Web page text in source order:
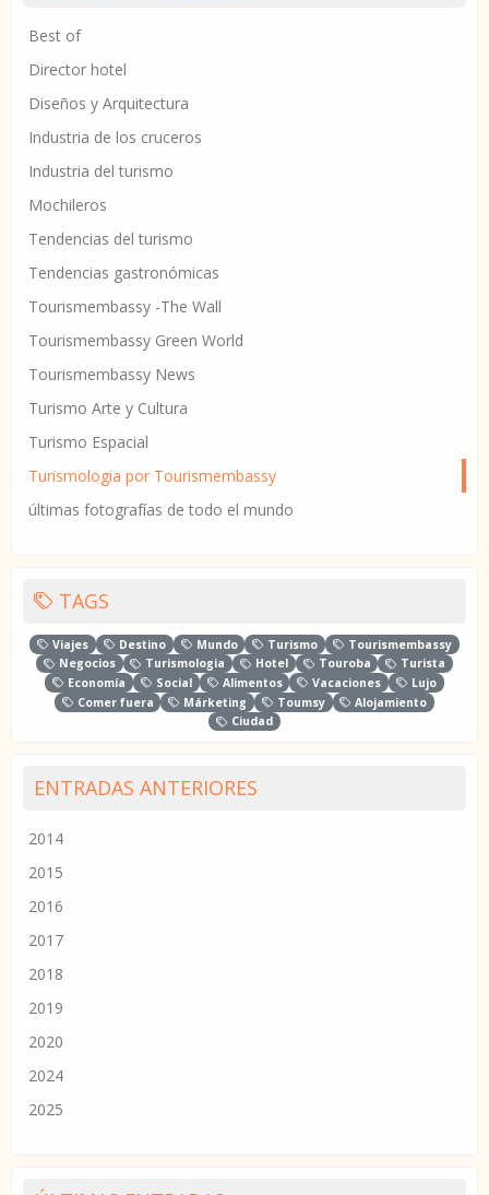
Best of
Director hotel
Diseños y Arquitectura
Industria de los cruceros
Industria del turismo
Mochileros
Tendencias del turismo
Tendencias gastronómicas
Tourismembassy -The Wall
Tourismembassy Green World
Tourismembassy News
Turismo Arte y Cultura
Turismo Espacial
Turismologia por Tourismembassy
últimas fotografías de todo el mundo
TAGS
Viajes Destino Mundo Turismo
Tourismembassy
Negocios
Turismologia Hotel Touroba
Turista
Economía
Social Alimentos Vacaciones
Lujo
Comer fuera
Márketing Toumsy
Alojamiento
Ciudad
ENTRADAS ANTERIORES
2014
2015
2016
2017
2018
2019
2020
2024
2025